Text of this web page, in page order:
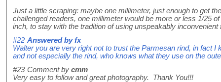
Just a little scraping: maybe one millimeter, just enough to get
challenged readers, one millimeter would be more or less 1/25
inch, to stay with the tradition of using unspeakably
#22 Answered byfx
Walter you are very right not to trust the Parmesan rind, in fact
and not especially the rind, who knows what they use on the
#23 Comment by cmm
Very easy to follow and great photography. Thank You!!!